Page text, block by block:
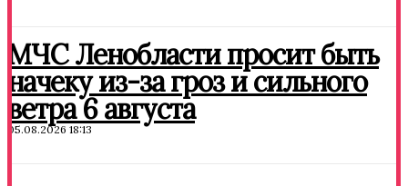
МЧС Ленобласти просит быть
начеку из-за гроз и сильного
ветра 6 августа
05.08.2026 18:13